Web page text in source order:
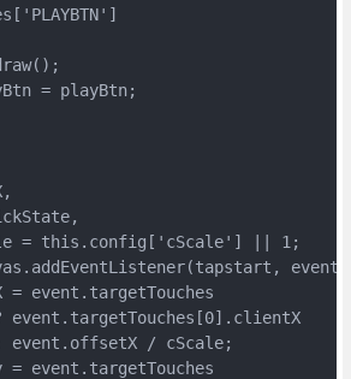
= playBtn;
= this.config['cScale'] || 1;
event
= event.targetTouches
event.targetTouches[0].clientX
event.offsetX / cScale;
= event.targetTouches